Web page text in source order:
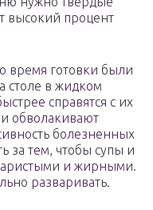
высокий процент
время готовки были
столе в жидком
справятся с их
обволакивают
болезненных
за тем, чтобы супы и
и жирными.
разваривать.